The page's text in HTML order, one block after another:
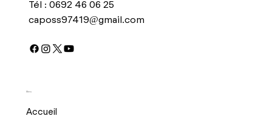
Tél : 0692 46 06 25
caposs97419@gmail.com
Menu
Accueil